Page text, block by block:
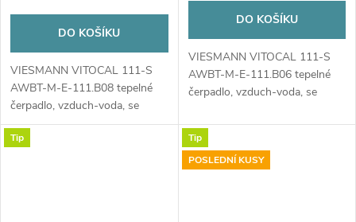
DO KOŠÍKU
VIESMANN VITOCAL 111-S
AWBT-M-E-111.B08 tepelné
čerpadlo, vzduch-voda, se
zásobníkem 220l
DO KOŠÍKU
VIESMANN VITOCAL 111-S
AWBT-M-E-111.B06 tepelné
čerpadlo, vzduch-voda, se
Tip
Tip
POSLEDNÍ KUSY